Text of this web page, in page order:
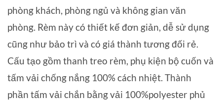
phòng khách, phòng ngủ và không gian văn
phòng. Rèm này có thiết kế đơn giản, dễ sử dụng
cũng như bảo trì và có giá thành tương đối rẻ.
Cấu tạo gồm thanh treo rèm, phụ kiện bộ cuốn và
tấm vải chống nắng 100% cách nhiệt. Thành
phần tấm vải chắn bằng vải 100%polyester phủ